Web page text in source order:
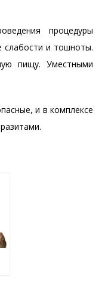
процедуры
и тошноты.
пищу. Уместными
и в комплексе